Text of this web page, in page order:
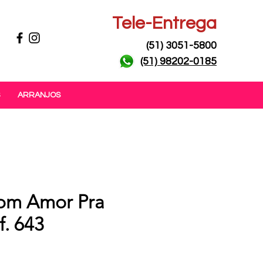
Tele-Entrega
(51) 3051-5800
(51) 98202-0185
ARRANJOS
Amor Pra
643